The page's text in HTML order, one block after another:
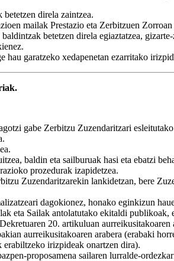
direla zaintzea.
mailak Prestazio eta Zerbitzuen
betetzen direla egiaztatzea,
garatzeko xedapenetan ezarritako
gabe Zerbitzu Zuzendaritzari
baldin eta sailburuak hasi eta ebatzi
prozedurak izapidetzea.
Zuzendaritzarekin lankidetzan, bere
dagokionez, honako eginkizun
eta Sailak antolatutako ekitaldi
20. artikuluan
aurreikusitakoaren arabera (erabaki
erabiltzeko irizpideak onartzen dira).
proposamena sailaren lurralde-